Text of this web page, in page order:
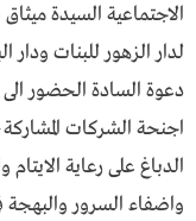
الاجتماعية السيدة
لدار الزهور للبنات ودار
دعوة السادة الحضور الى
اجنحة الشركات
الدباغ على رعاية
واضفاء السرور والبهجة